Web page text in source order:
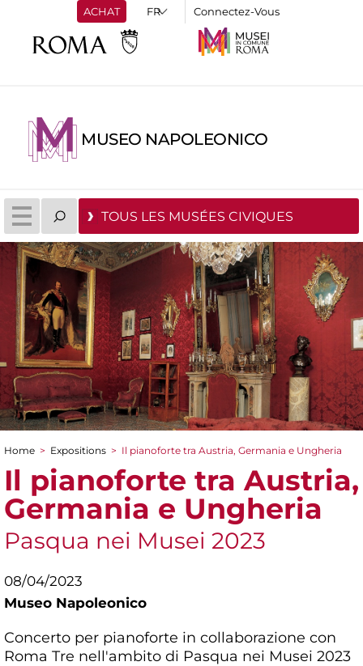
ACHAT Connectez-Vous
MUSEO NAPOLEONICO
TOUS LES MUSÉES CIVIQUES
You are here
Home > Expositions > Il pianoforte tra Austria, Germania e Ungheria
Il pianoforte tra Austria,
Germania e Ungheria
Pasqua nei Musei 2023
08/04/2023
Museo Napoleonico
Concerto per pianoforte in collaborazione con
Roma Tre nell'ambito di Pasqua nei Musei 2023